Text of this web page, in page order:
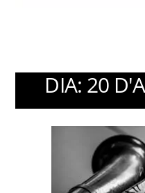
DIA: 20